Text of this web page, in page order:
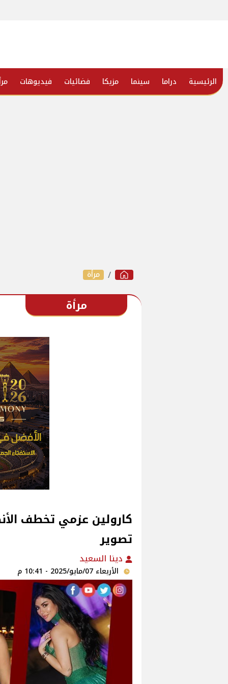
الرئيسية دراما سينما مزيكا فضائيات فيديوهات
مرأة
مرأة
كارولين عزمي تخطف
تصوير
دينا السعيد
الأربعاء 07/مايو/2025 - 10:41 م